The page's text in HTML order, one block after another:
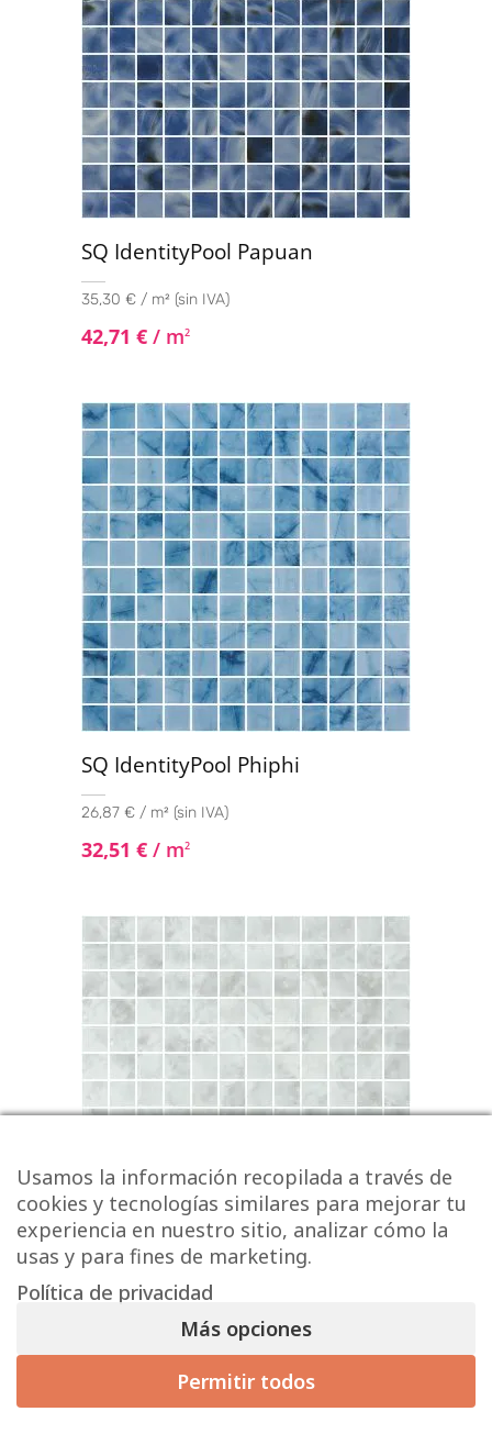
SQ IdentityPool Papuan
35,30 € / m² (sin IVA)
42,71 € / m2
SQ IdentityPool Phiphi
26,87 € / m² (sin IVA)
32,51 € / m2
SQ IdentityPool Seal
26,87 € / m² (sin IVA)
32,51€/ m2
Usamos la información recopilada a través de
cookies y tecnologías similares para mejorar tu
experiencia en nuestro sitio, analizar cómo la
usas y para fines de marketing.
Política de privacidad
Más opciones
Permitir todos